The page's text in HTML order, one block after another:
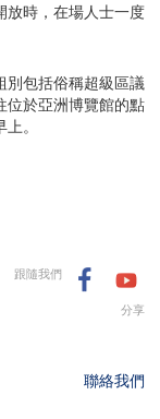
放時，在場人士一度
別包括俗稱超級區議
位於亞洲博覽館的點
。
跟隨我們
分享
聯絡我們